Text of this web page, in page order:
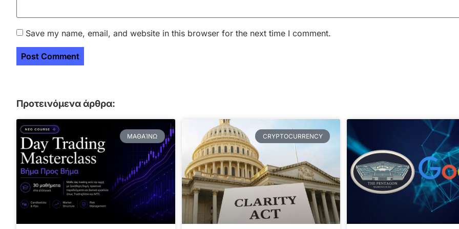
Save my name, email, and website in this browser for the next time I comment.
Προτεινόμενα άρθρα:
ΜΑΘΑΊΝΩ CRYPTOCURRENCY